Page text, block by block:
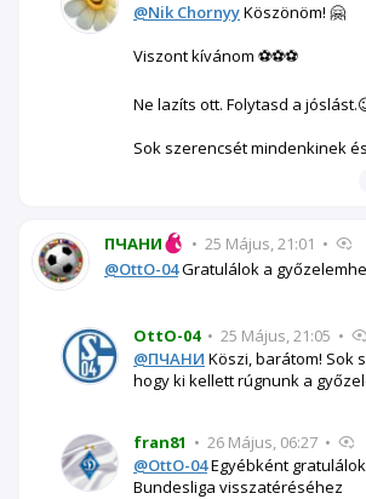
@Nik ChornyyKöszönöm! 🤗
Viszont kívánom ⚽⚽⚽
Ne lazíts ott. Folytasd a
Sok szerencsét mindenkinek
ПЧАНИ • 25 Május, 21:01 •
@OttO-04Gratulálok a
OttO-04 • 25 Május, 21:05 •
@ПЧАНИ Köszi, barátom! Sok
hogy ki kellett rúgnunk a
fran81 • 26 Május, 06:27 •
@OttO-04Egyébként
Bundesliga visszatéréséhez